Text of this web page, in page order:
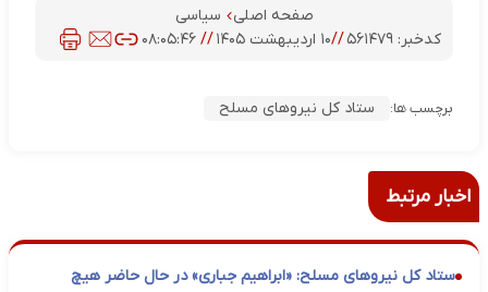
صفحه اصلی
سیاسی
کدخبر: ۵۶۱۴۷۹ //۱۰ اردیبهشت ۱۴۰۵ // ۰۸:۰۵:۴۶
برچسب ها: ستاد کل نیروهای مسلح
اخبار مرتبط
ستاد کل نیروهای مسلح: «ابراهیم جباری» در حال حاضر هیچ